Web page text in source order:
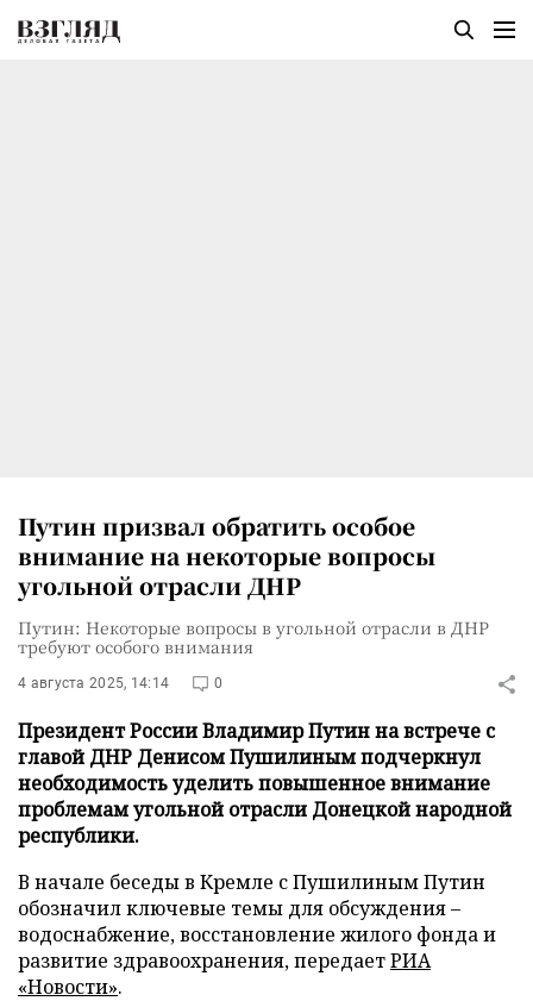
Путин призвал обратить особое
внимание на некоторые вопросы
угольной отрасли ДНР
Путин: Некоторые вопросы в угольной отрасли в ДНР
требуют особого внимания
4 августа 2025, 14:14 0
Президент России Владимир Путин на встрече с
главой ДНР Денисом Пушилиным подчеркнул
необходимость уделить повышенное внимание
проблемам угольной отрасли Донецкой народной
республики.
В начале беседы в Кремле с Пушилиным Путин
обозначил ключевые темы для обсуждения –
водоснабжение, восстановление жилого фонда и
развитие здравоохранения, передаетРИА
«Новости».